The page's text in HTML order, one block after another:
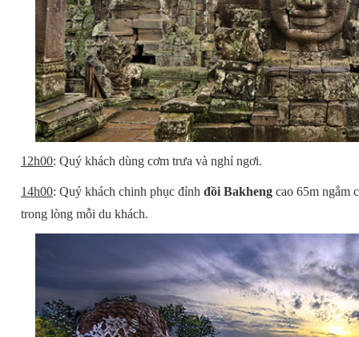
12h00: Quý khách dùng cơm trưa và nghỉ ngơi.
14h00: Quý khách chinh phục đỉnh đồi Bakheng cao 65m ngắm
trong lòng mỗi du khách.